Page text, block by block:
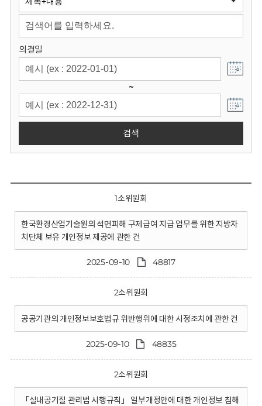
회
의결일
~
검색
1소위원회
한국환경산업기술원의 석면피해 구제급여 지급 업무를 위한 지방자
치단체 보유 개인정보 제공에 관한 건
2025-09-10 48817
2소위원회
공공기관의 개인정보보호법규 위반행위에 대한 시정조치에 관한 건
2025-09-10 48835
2소위원회
「실내공기질 관리법 시행규칙」 일부개정안에 대한 개인정보 침해